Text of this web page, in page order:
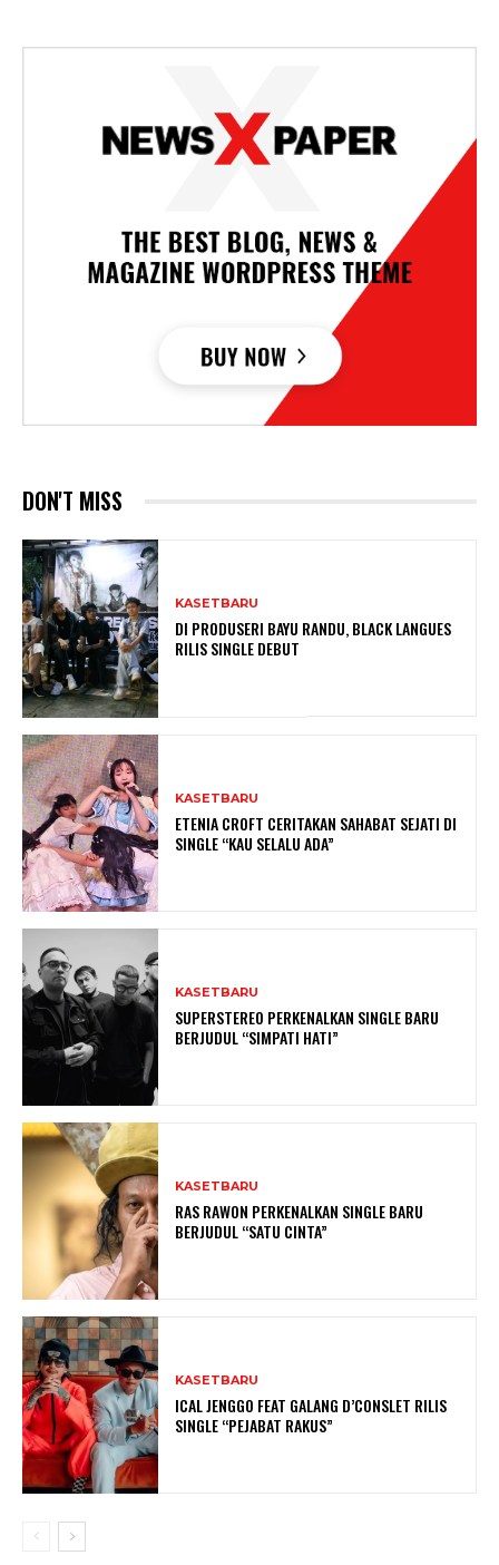
DON'T MISS
KASETBARU
DI PRODUSERI BAYU RANDU, BLACK LANGUES
RILIS SINGLE DEBUT
KASETBARU
ETENIA CROFT CERITAKAN SAHABAT SEJATI DI
SINGLE “KAU SELALU ADA”
KASETBARU
SUPERSTEREO PERKENALKAN SINGLE BARU
BERJUDUL “SIMPATI HATI”
KASETBARU
RAS RAWON PERKENALKAN SINGLE BARU
BERJUDUL “SATU CINTA”
KASETBARU
ICAL JENGGO FEAT GALANG D’CONSLET RILIS
SINGLE “PEJABAT RAKUS”